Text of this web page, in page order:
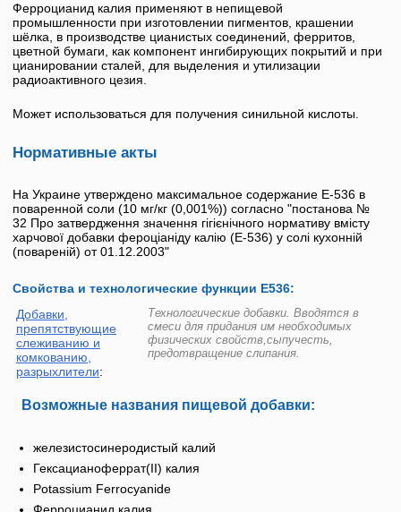
Ферроцианид калия применяют в непищевой
промышленности при изготовлении пигментов, крашении
шёлка, в производстве цианистых соединений, ферритов,
цветной бумаги, как компонент ингибирующих покрытий и при
цианировании сталей, для выделения и утилизации
радиоактивного цезия.
Может использоваться для получения синильной кислоты.
Нормативные акты
На Украине утверждено максимальное содержание Е-536 в
поваренной соли (10 мг/кг (0,001%)) согласно "постанова №
32 Про затвердження значення гігієнічного нормативу вмісту
харчової добавки фероціаніду калію (Е-536) у солі кухонній
(повареній) от 01.12.2003"
Свойства и технологические функции Е536:
Добавки,
препятствующие
слеживанию и
комкованию,
разрыхлители:
Технологические добавки. Вводятся в
смеси для придания им необходимых
физических свойств,сыпучесть,
предотвращение слипания.
Возможные названия пищевой добавки:
железистосинеродистый калий
Гексацианоферрат(II) калия
Potassium Ferrocyanide